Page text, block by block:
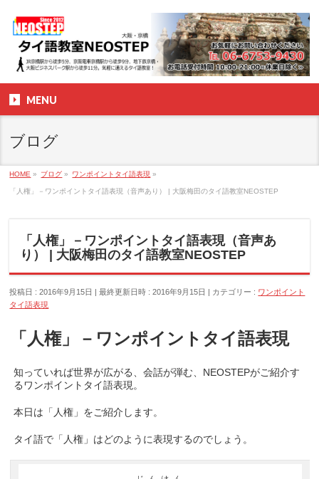
MENU
ブログ
HOME » ブログ » ワンポイントタイ語表現 »
「人権」－ワンポイントタイ語表現（音声あり） | 大阪梅田のタイ語教室NEOSTEP
「人権」－ワンポイントタイ語表現（音声あ
り） | 大阪梅田のタイ語教室NEOSTEP
投稿日 : 2016年9月15日 最終更新日時 : 2016年9月15日 カテゴリー : ワンポイント
タイ語表現
「人権」－ワンポイントタイ語表現
知っていれば世界が広がる、会話が弾む、NEOSTEPがご紹介す
るワンポイントタイ語表現。
本日は「人権」をご紹介します。
タイ語で「人権」はどのように表現するのでしょう。